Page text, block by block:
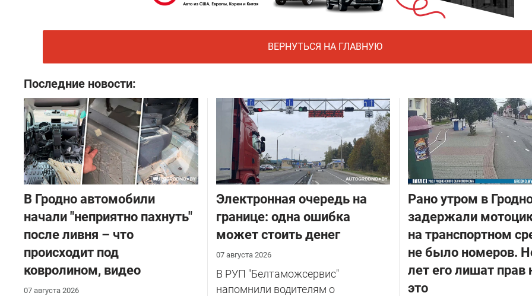
ВЕРНУТЬСЯ НА ГЛАВНУЮ
Последние новости:
В Гродно автомобили
начали "неприятно пахнуть"
после ливня – что
происходит под
ковролином, видео
07 августа 2026
Электронная очередь на
границе: одна ошибка
может стоить денег
07 августа 2026
В РУП "Белтаможсервис"
напомнили водителям о
Рано утром в
задержали
на транспортном
не было номеров.
лет его лишат прав
это